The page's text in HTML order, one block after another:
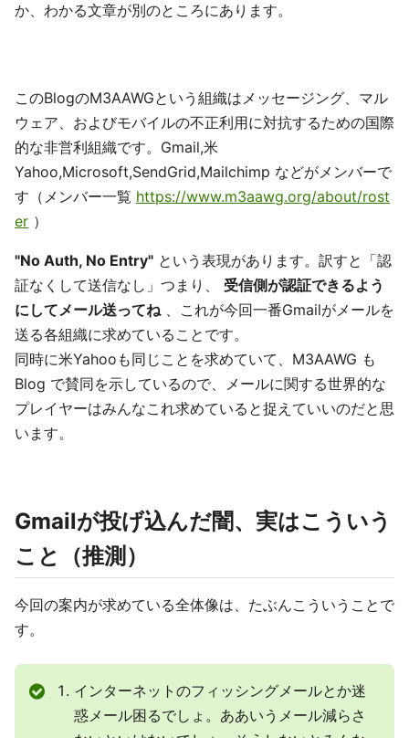
か、わかる文章が別のところにあります。
このBlogのM3AAWGという組織はメッセージング、マル
ウェア、およびモバイルの不正利用に対抗するための国際
的な非営利組織です。Gmail,米
Yahoo,Microsoft,SendGrid,Mailchimp などがメンバーで
す（メンバー一覧 https://www.m3aawg.org/about/rost
er ）
"No Auth, No Entry" という表現があります。訳すと「認
証なくして送信なし」つまり、 受信側が認証できるよう
にしてメール送ってね、これが今回一番Gmailがメールを
送る各組織に求めていることです。
同時に米Yahooも同じことを求めていて、M3AAWG も
Blog で賛同を示しているので、メールに関する世界的な
プレイヤーはみんなこれ求めていると捉えていいのだと思
います。
Gmailが投げ込んだ闇、実はこういう
こと（推測）
今回の案内が求めている全体像は、たぶんこういうことで
す。
インターネットのフィッシングメールとか迷
惑メール困るでしょ。ああいうメール減らさ